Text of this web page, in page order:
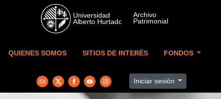
Skip to main content
QUIENES SOMOS SITIOS DE INTERÉS FONDOS
Iniciar sesión